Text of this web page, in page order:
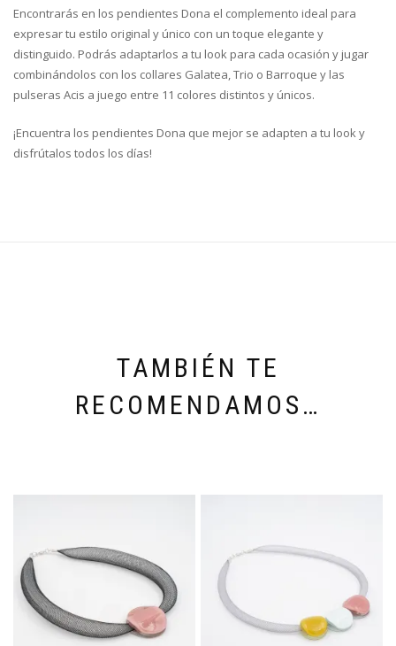
Encontrarás en los pendientes Dona el complemento ideal para
expresar tu estilo original y único con un toque elegante y
distinguido. Podrás adaptarlos a tu look para cada ocasión y jugar
combinándolos con los collares Galatea, Trio o Barroque y las
pulseras Acis a juego entre 11 colores distintos y únicos.
¡Encuentra los pendientes Dona que mejor se adapten a tu look y
disfrútalos todos los días!
TAMBIÉN TE
RECOMENDAMOS…